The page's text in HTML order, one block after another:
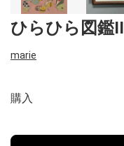
ひらひら図鑑II
marie
購入